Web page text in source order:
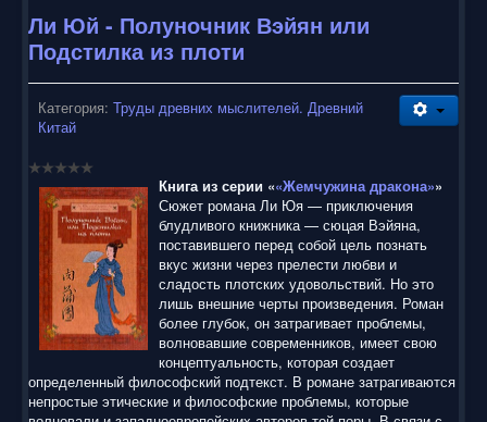
Ли Юй - Полуночник Вэйян или
Подстилка из плоти
Категория: Труды древних мыслителей. Древний
Китай
Книга из серии ««Жемчужина дракона»»
Сюжет романа Ли Юя — приключения
блудливого книжника — сюцая Вэйяна,
поставившего перед собой цель познать
вкус жизни через прелести любви и
сладость плотских удовольствий. Но это
лишь внешние черты произведения. Роман
более глубок, он затрагивает проблемы,
волновавшие современников, имеет свою
концептуальность, которая создает
определенный философский подтекст. В романе затрагиваются
непростые этические и философские проблемы, которые